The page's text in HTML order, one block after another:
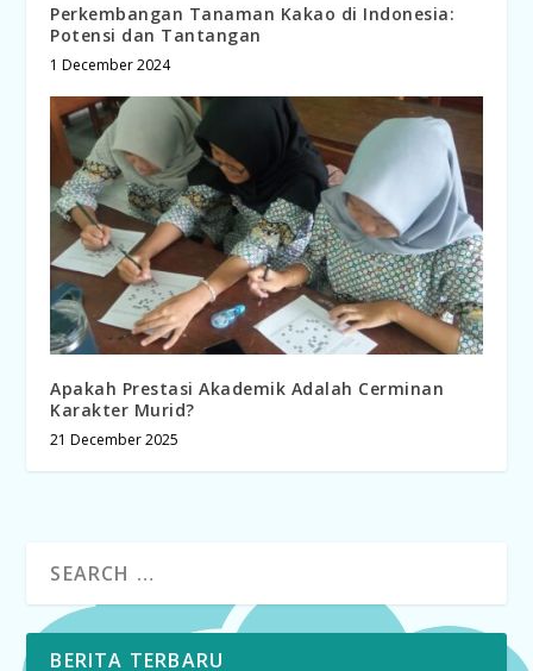
Perkembangan Tanaman Kakao di Indonesia:
Potensi dan Tantangan
1 December 2024
Apakah Prestasi Akademik Adalah Cerminan
Karakter Murid?
21 December 2025
BERITA TERBARU